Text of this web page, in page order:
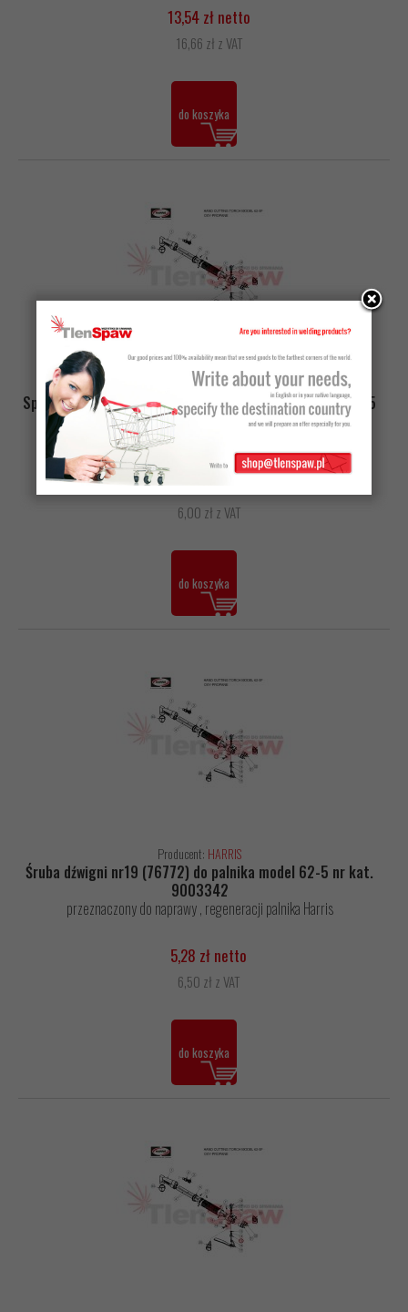
13,54 zł netto
16,66 zł z VAT
do koszyka
Producent:HARRIS
Sprężyna przedmuchu nr10 (62851) do palnika model 62-5
nr kat. 9002564
przeznaczony do naprawy , regeneracji palnika Harris
6,00 zł z VAT
do koszyka
Producent: HARRIS
Śruba dźwigni nr19 (76772) do palnika model 62-5 nr kat.
9003342
przeznaczony do naprawy , regeneracji palnika Harris
5,28 zł netto
6,50 zł z VAT
do koszyka